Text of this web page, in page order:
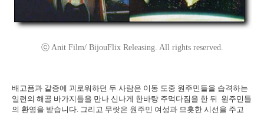
ⓒ Anit Film/ BijouFlix Releasing. All rights reserved.
배고픔과 갈증에 괴로워하던 두 사람은 이동 도중 원주민들을 습격하는
일련의 해골 바가지들을 만나 신나게 한바탕 주먹다짐을 한 뒤 원주민들
의 환영을 받습니다. 그리고 무랏은 원주민 여성과 므흣한 시선을 주고